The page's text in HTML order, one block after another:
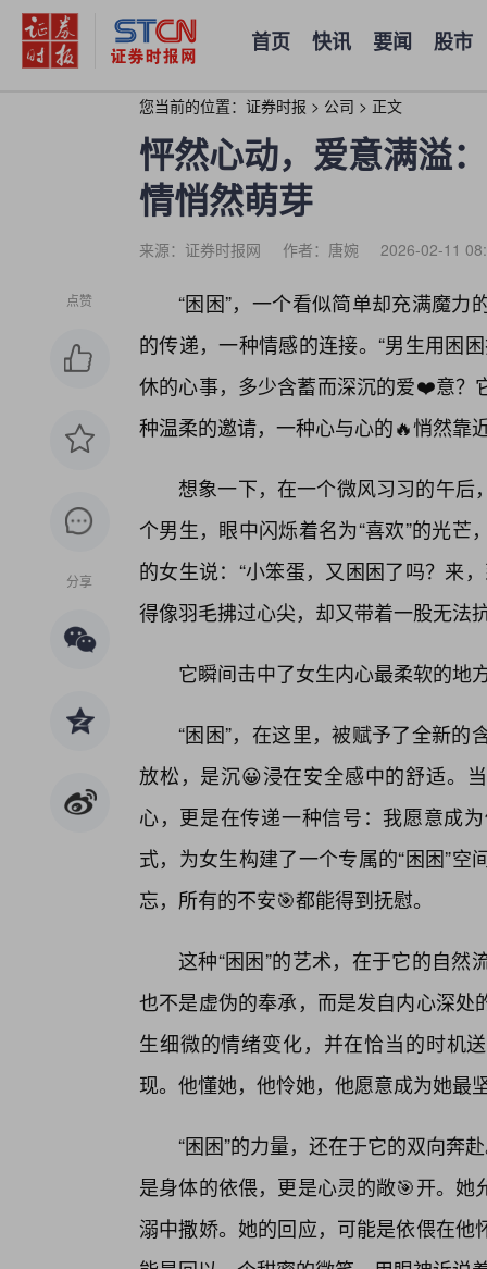
首页 快讯 要闻 股市
您当前的位置： 证券时报 > 公司 > 正文
怦然心动，爱意满溢
情悄然萌芽
来源：证券时报网 作者：唐婉 2026-02-11
点赞
分享
“困困”，一个看似简单却充满魔
的传递，一种情感的连接。“男生用困
休的心事，多少含蓄而深沉的爱❤️意？
种温柔的邀请，一种心与心的🔥悄然靠
想象一下，在一个微风习习的午后
个男生，眼中闪烁着名为“喜欢”的光
的女生说：“小笨蛋，又困困了吗？来
得像羽毛拂过心尖，却又带着一股无法
它瞬间击中了女生内心最柔软的地
“困困”，在这里，被赋予了全新
放松，是沉😀浸在安全感中的舒适。
心，更是在传递一种信号：我愿意成
式，为女生构建了一个专属的“困困”
忘，所有的不安🎯都能得到抚慰。
这种“困困”的艺术，在于它的自
也不是虚伪的奉承，而是发自内心深
生细微的情绪变化，并在恰当的时机
现。他懂她，他怜她，他愿意成为她最
“困困”的力量，还在于它的双向奔
是身体的依偎，更是心灵的敞🎯开。
溺中撒娇。她的回应，可能是依偎在